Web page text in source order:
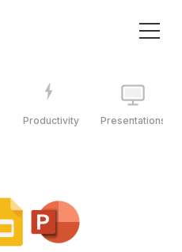
Productivity Presentations